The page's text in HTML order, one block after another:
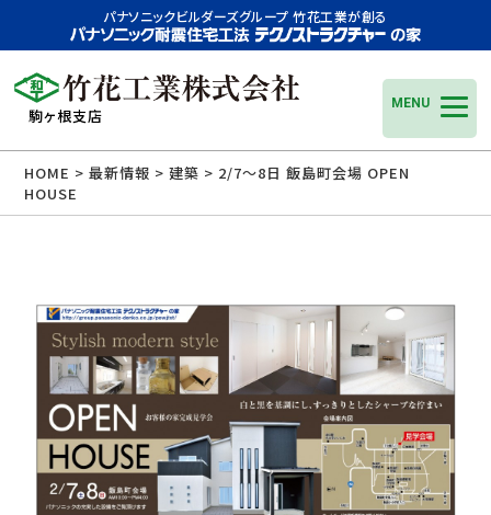
パナソニックビルダーズグループ 竹花工業が創る
駒ヶ根支店
MENU
HOME >最新情報 >建築 > 2/7〜8日 飯島町会場 OPEN
HOUSE